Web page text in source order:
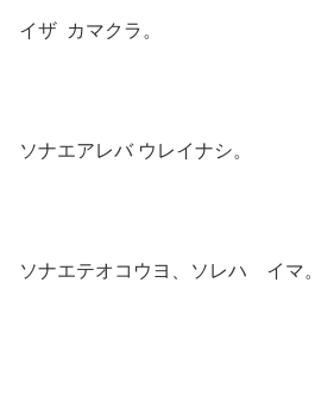
イザ カマクラ。
ソナエアレバ ウレイナシ。
ソナエテオコウヨ、ソレハ イマ。